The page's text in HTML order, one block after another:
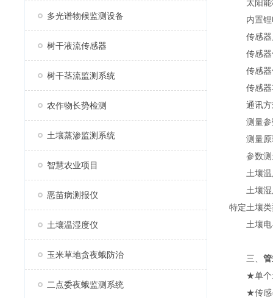
多光谱物候监测设备
树干液流传感器
树干茎流监测系统
农作物长势检测
土壤蒸渗监测系统
智慧农业项目
恶苗病测报仪
土壤温湿度仪
玉米草地贪夜蛾防治
二点委夜蛾监测系统
太阳能
内置锂
传感器
传感器
传感器
传感器
通讯方
测量参数
测量原理
参数测
土壤温
土壤湿度
特定土壤
土壤电导
三、
★单个土
★传感器